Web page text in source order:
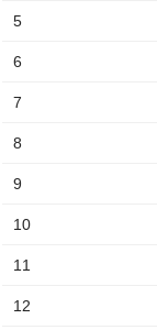
5
6
7
8
9
10
11
12